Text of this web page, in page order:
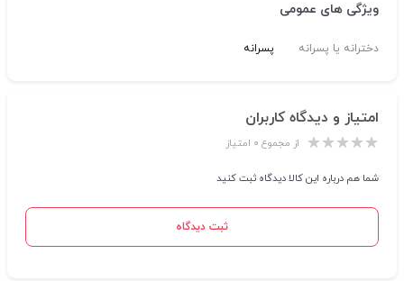
ویژگی های عمومی
دخترانه یا پسرانه پسرانه
امتیاز و دیدگاه کاربران
از مجموع ۰ امتیاز
شما هم درباره این کالا دیدگاه ثبت کنید
ثبت دیدگاه